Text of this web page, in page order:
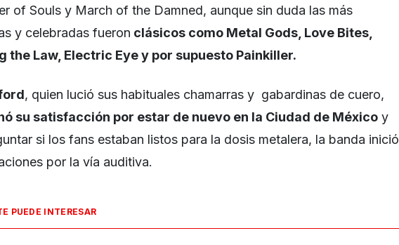
of Souls y March of the Damned, aunque sin duda las más
y celebradas fueron clásicos como Metal Gods, Love Bites,
the Law, Electric Eye y por supuesto Painkiller.
, quien lució sus habituales chamarras y gabardinas de cuero,
su satisfacción por estar de nuevo en la Ciudad de México y
si los fans estaban listos para la dosis metalera, la banda inició
por la vía auditiva.
PUEDE INTERESAR